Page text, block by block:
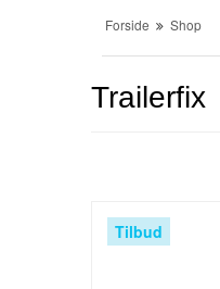
Forside Shop
Trailerfix
Tilbud